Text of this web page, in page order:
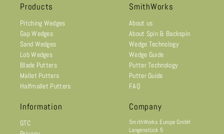
Products
Pitching Wedges
Gap Wedges
Sand Wedges
Lob Wedges
Blade Putters
Mallet Putters
Halfmallet Putters
SmithWorks
About us
About Spin & Backspin
Wedge Technology
Wedge Guide
Putter Technology
Putter Guide
FAQ
Information
GTC
Company
SmithWorks Europe GmbH
Langenstück 5